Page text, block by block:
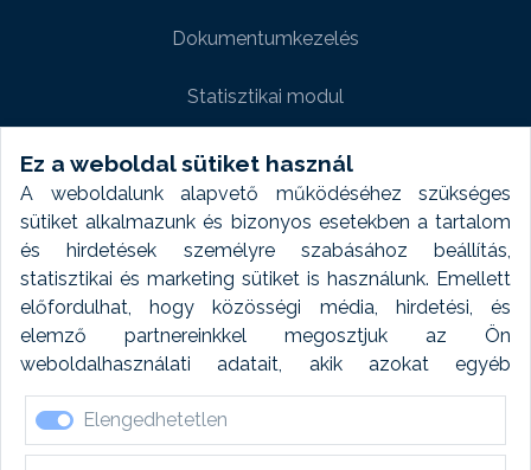
Ez a weboldal sütiket használ
A weboldalunk alapvető működéséhez szükséges
sütiket alkalmazunk és bizonyos esetekben a tartalom
és hirdetések személyre szabásához beállítás,
statisztikai és marketing sütiket is használunk. Emellett
előfordulhat, hogy közösségi média, hirdetési, és
elemző partnereinkkel megosztjuk az Ön
weboldalhasználati adatait, akik azokat egyéb
forrásokból gyűjtött adatokkal kombinálhatják. A sütik
elfogadásával kapcsolatosan naplózást végzünk és
ezen adatokat 6 hónap után automatikusan töröljük. A
Elengedhetetlen
Dokumentumkezelés
Statisztikai modul
Weboldal modul
Fényképtár extra modul
Autómosó modul
Feladatütemezés